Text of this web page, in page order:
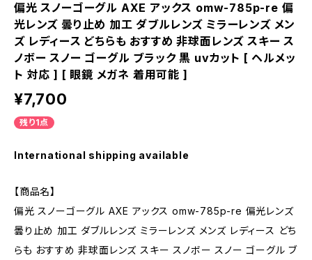
偏光 スノーゴーグル AXE アックス omw-785p-re 偏
光レンズ 曇り止め 加工 ダブルレンズ ミラーレンズ メン
ズ レディース どちらも おすすめ 非球面レンズ スキー ス
ノボー スノー ゴーグル ブラック 黒 uvカット [ ヘルメッ
ト 対応 ] [ 眼鏡 メガネ 着用可能 ]
¥7,700
残り1点
International shipping available
【商品名】
偏光 スノーゴーグル AXE アックス omw-785p-re 偏光レンズ
曇り止め 加工 ダブルレンズ ミラーレンズ メンズ レディース どち
らも おすすめ 非球面レンズ スキー スノボー スノー ゴーグル ブ